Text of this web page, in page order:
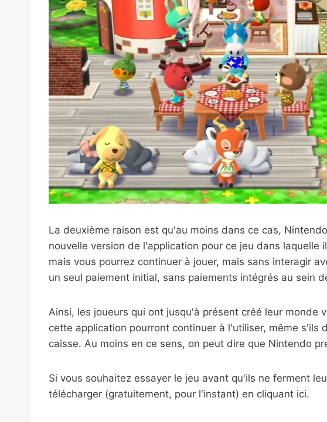
La deuxième raison est qu'au moins dans ce cas,
nouvelle version de l'application pour ce jeu dans laquelle
mais vous pourrez continuer à jouer, mais sans interagir
un seul paiement initial, sans paiements intégrés au sein
Ainsi, les joueurs qui ont jusqu'à présent créé leur monde
cette application pourront continuer à l'utiliser, même s'ils
caisse. Au moins en ce sens, on peut dire que Nintendo
Si vous souhaitez essayer le jeu avant qu'ils ne ferment
télécharger (gratuitement, pour l'instant) en cliquant ici.